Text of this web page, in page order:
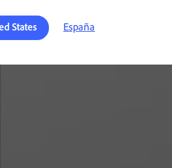
States España